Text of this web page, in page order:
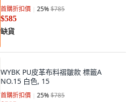
首購折扣價 25%$785
$585
缺貨
WYBK PU皮革布料褶皺款 標籤A
NO.15 白色, 15
首購折扣價 25%$785